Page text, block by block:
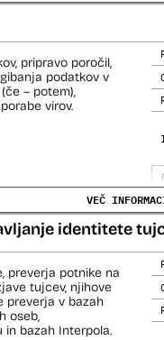
pripravo poročil,
podatkov v
– potem),
virov.
VEČ
identitete
preverja potnike na
tujcev, njihove
preverja v bazah
oseb,
in bazah Interpola.